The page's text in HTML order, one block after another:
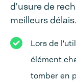
d'usure de
meilleurs délais.
Lors de
élément
tomber en